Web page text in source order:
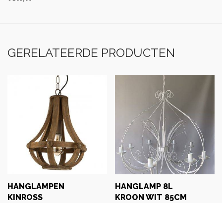
GERELATEERDE PRODUCTEN
HANGLAMPEN
KINROSS
HANGLAMP 8L
KROON WIT 85CM